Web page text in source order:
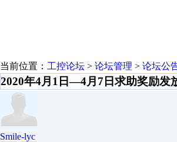
当前位置： 工控论坛 > 论坛管理 > 论坛公
2020年4月1日—4月7日求助奖励发
Smile-lyc